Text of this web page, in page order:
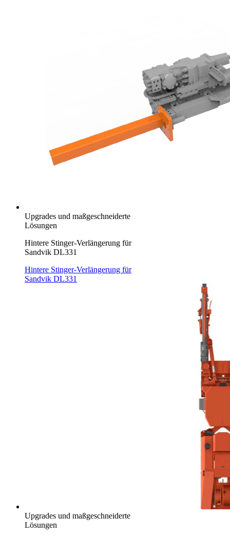
Upgrades und maßgeschneiderte
Lösungen
Hintere Stinger-Verlängerung für
Sandvik DL331
Hintere Stinger-Verlängerung für
Sandvik DL331
Upgrades und maßgeschneiderte
Lösungen